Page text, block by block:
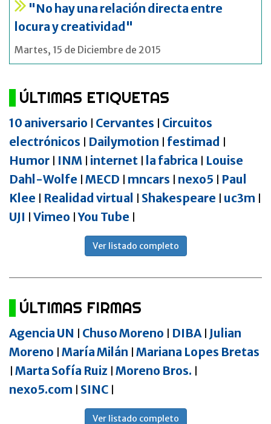
"No hay una relación directa entre
locura y creatividad"
Martes, 15 de Diciembre de 2015
ÚLTIMAS ETIQUETAS
10 aniversario Cervantes
Circuitos
electrónicos
Dailymotion festimad
Humor INM internet la fabrica
Louise
Dahl-Wolfe MECD mncars nexo5
Paul
Klee
Realidad virtual Shakespeare uc3m
UJI Vimeo |You Tube
Ver listado completo
ÚLTIMAS FIRMAS
Agencia UN Chuso Moreno DIBA Julian
Moreno María Milán Mariana Lopes Bretas
Marta Sofía Ruiz Moreno Bros.
nexo5.com SINC
Ver listado completo